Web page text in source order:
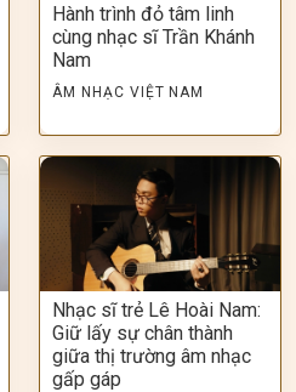
Hành trình đỏ tâm linh
cùng nhạc sĩ Trần Khánh
Nam
ÂM NHẠC VIỆT NAM
Nhạc sĩ trẻ Lê Hoài Nam:
Giữ lấy sự chân thành
giữa thị trường âm nhạc
gấp gáp